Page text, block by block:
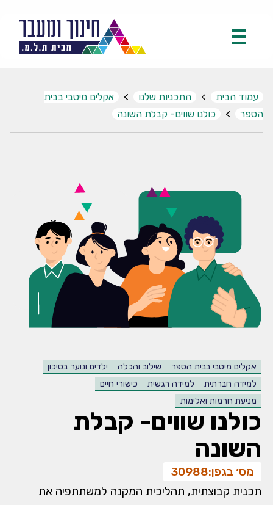
עמוד הבית > התכניות שלנו >
אקלים מיטבי בבית
הספר
> כולנו שווים- קבלת השונה
אקלים מיטבי בבית הספר שילוב והכלה
ילדים ונוער בסיכון
למידה חברתית
למידה רגשית
כישורי חיים
מניעת חרמות ואלימות
כולנו שווים- קבלת
השונה
מס׳ בגפן:30988
תכנית קבוצתית, תהליכית המקנה למשתתפיה את